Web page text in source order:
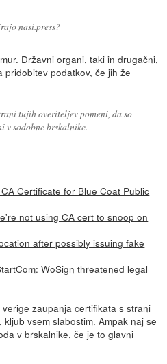
nasi.press?
Državni organi, taki in drugačni,
podatkov, če jih že
tujih overiteljev pomeni, da so
sodobne brskalnike.
Certificate for Blue Coat Public
not using CA cert to snoop on
after possibly issuing fake
WoSign threatened legal
zaupanja certifikata s strani
vsem slabostim. Ampak naj se
v brskalnike, če je to glavni